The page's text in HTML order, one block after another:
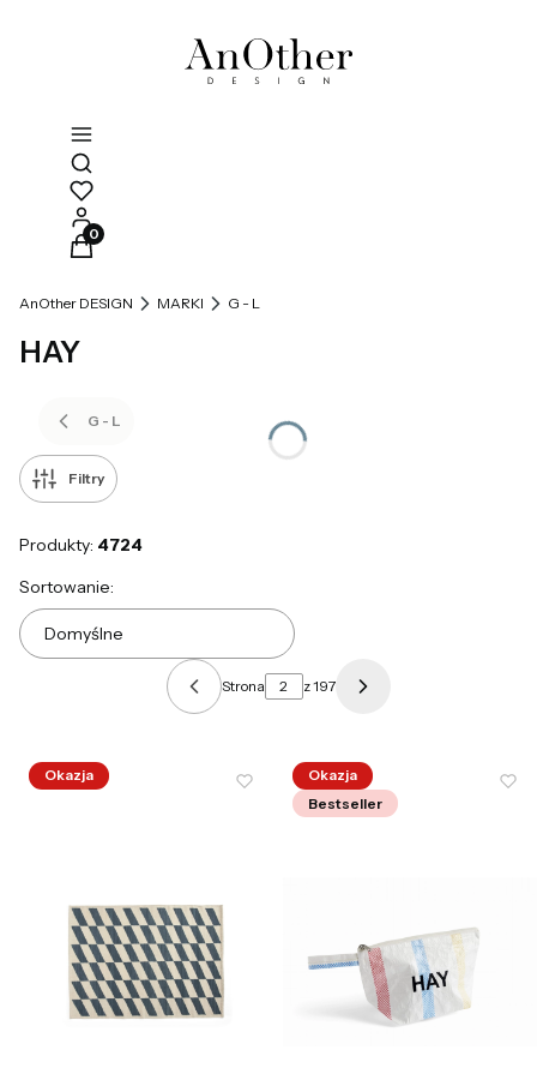
Otwórz wyszukiwarkę
Produkty w koszyku: 0. Zobacz szczegóły
AnOther DESIGN MARKI G - L
HAY
G - L
Filtry
Produkty: 4724
Lista produktów
Sortowanie:
Domyślne
Poprzednie produkty
Strona z 197 Następne produkty
Okazja
Okazja
Bestseller